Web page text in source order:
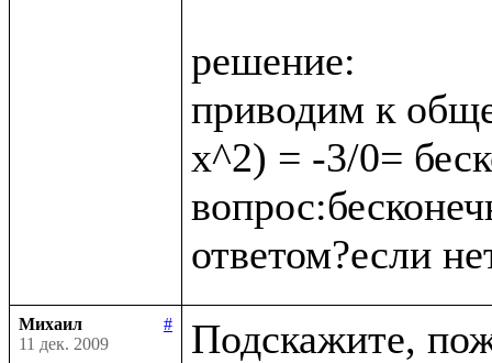
решение:
приводим к
x^2) = -3/0=
Михаил
#
11 дек. 2009
Подскажите,